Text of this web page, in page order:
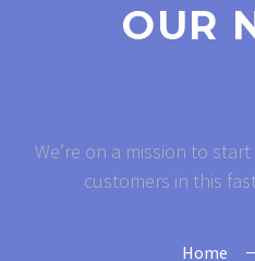
OUR
We’re on a mission to
customers in this
Home